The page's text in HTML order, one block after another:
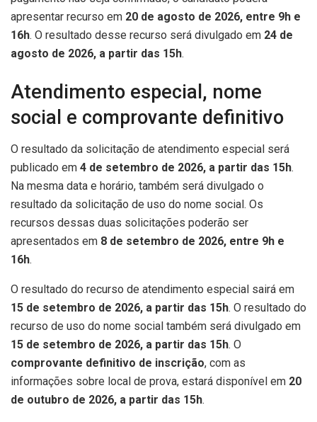
apresentar recurso em 20 de agosto de 2026, entre 9h e
16h. O resultado desse recurso será divulgado em 24 de
agosto de 2026, a partir das 15h.
Atendimento especial, nome
social e comprovante definitivo
O resultado da solicitação de atendimento especial será
publicado em 4 de setembro de 2026, a partir das 15h.
Na mesma data e horário, também será divulgado o
resultado da solicitação de uso do nome social. Os
recursos dessas duas solicitações poderão ser
apresentados em 8 de setembro de 2026, entre 9h e
16h.
O resultado do recurso de atendimento especial sairá em
15 de setembro de 2026, a partir das 15h. O resultado do
recurso de uso do nome social também será divulgado em
15 de setembro de 2026, a partir das 15h. O
comprovante definitivo de inscrição, com as
informações sobre local de prova, estará disponível em 20
de outubro de 2026, a partir das 15h.